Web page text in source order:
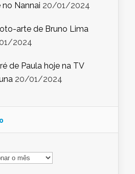
no Nannai 20/01/2024
arte de Bruno Lima
2024
de Paula hoje na TV
20/01/2024